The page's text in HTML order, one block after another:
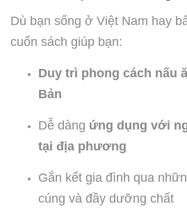
Dù bạn sống ở Việt Nam hay
cuốn sách giúp bạn:
Duy trì phong cách nấu
Bản
Dễ dàng ứng dụng với
tại địa phương
Gắn kết gia đình qua
cúng và đầy dưỡng chất